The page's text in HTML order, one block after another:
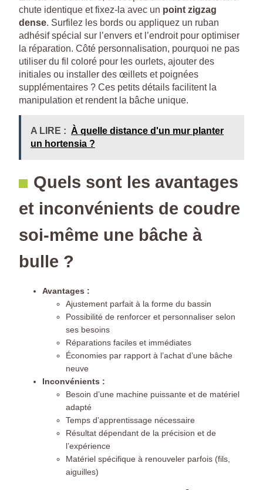
chute identique et fixez-la avec un point zigzag
dense. Surfilez les bords ou appliquez un ruban
adhésif spécial sur l’envers et l’endroit pour optimiser
la réparation. Côté personnalisation, pourquoi ne pas
utiliser du fil coloré pour les ourlets, ajouter des
initiales ou installer des œillets et poignées
supplémentaires ? Ces petits détails facilitent la
manipulation et rendent la bâche unique.
A LIRE : À quelle distance d'un mur planter
un hortensia ?
Quels sont les avantages
et inconvénients de coudre
soi-même une bâche à
bulle ?
Avantages :
Ajustement parfait à la forme du bassin
Possibilité de renforcer et personnaliser selon
ses besoins
Réparations faciles et immédiates
Économies par rapport à l’achat d’une bâche
neuve
Inconvénients :
Besoin d’une machine puissante et de matériel
adapté
Temps d’apprentissage nécessaire
Résultat dépendant de la précision et de
l’expérience
Matériel spécifique à renouveler parfois (fils,
aiguilles)